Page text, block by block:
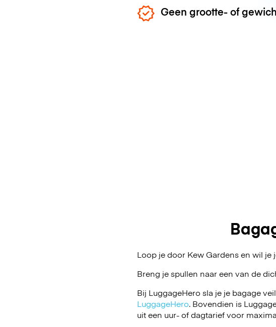
Geen grootte- of
Loop je door Kew Gardens en wil je
Breng je spullen naar een van de
Bij LuggageHero sla je je bagage
LuggageHero. Bovendien is
uit een uur- of dagtarief voor